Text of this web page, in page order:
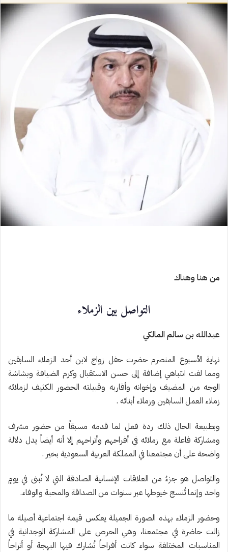
من هنا وهناك
التواصل بين الزملاء
عبدالله بن سالم المالكي
نهاية الأسبوع المنصرم حضرت حفل زواج لابن أحد الزملاء السابقين
ومما لفت انتباهي إضافة إلى حسن الاستقبال وكرم الضيافة وبشاشة
الوجه من المضيف وإخوانه وأقاربه وقبيلته الحضور الكثيف لزملائه
زملاء العمل السابقين وزملاء أبنائه .
وبطبيعة الحال ذلك ردة فعل لما قدمه مسبقاً من حضور مشرف
ومشاركة فاعلة مع زملائه في أفراحهم وأتراحهم إلا أنه أيضاً يدل دلالة
واضحة على أن مجتمعنا في المملكة العربية السعودية بخير .
والتواصل هو جزءُ من العلاقات الإنسانية الصادقة التي لا تُبنى في يومٍ
واحد وإنما تُنسج خيوطها عبر سنوات من الصداقة والمحبة والوفاء.
وحضور الزملاء بهذه الصورة الجميلة يعكس قيمة اجتماعية أصيلة ما
زالت حاضرة في مجتمعنا، وهي الحرص على المشاركة الوجدانية في
المناسبات المختلفة سواء كانت أفراحاً تُشارك فيها البهجة أو أتراحاً